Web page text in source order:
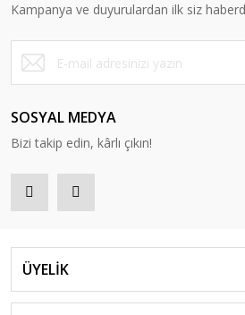
Kampanya ve duyurulardan ilk siz
SOSYAL MEDYA
Bizi takip edin, kârlı çıkın!
ÜYELİK